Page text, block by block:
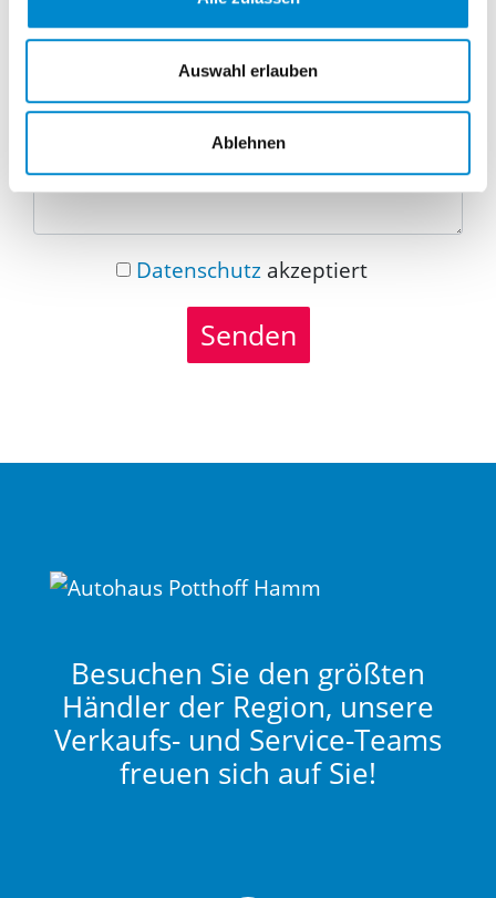
Auswahl erlauben
Ablehnen
Nachricht
Datenschutzakzeptiert
Senden
Besuchen Sie den größten
Händler der Region, unsere
Verkaufs- und Service-Teams
freuen sich auf Sie!